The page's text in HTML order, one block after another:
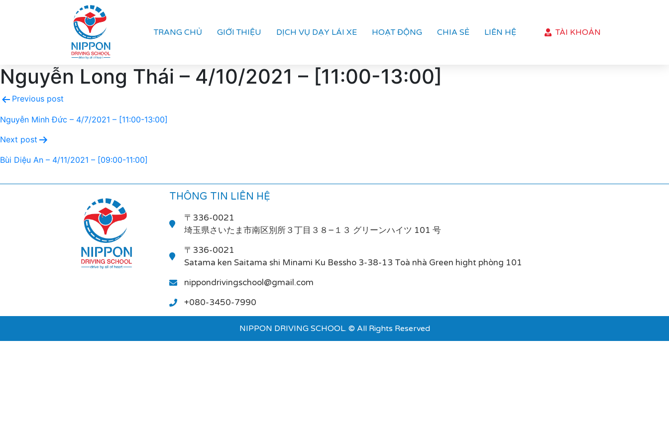
TRANG CHỦ GIỚI THIỆU DỊCH VỤ DẠY LÁI XE HOẠT ĐỘNG CHIA SẺ LIÊN HỆ TÀI KHOẢN
Nguyễn Long Thái – 4/10/2021 – [11:00-13:00]
Previous post
Nguyễn Minh Đức – 4/7/2021 – [11:00-13:00]
Next post
Bùi Diệu An – 4/11/2021 – [09:00-11:00]
THÔNG TIN LIÊN HỆ
〒336-0021
埼玉県さいたま市南区別所３丁目３８−１３ グリーンハイツ 101 号
〒336-0021
Satama ken Saitama shi Minami Ku Bessho 3-38-13 Toà nhà Green hight phòng 101
nippondrivingschool@gmail.com
+080-3450-7990
NIPPON DRIVING SCHOOL. © All Rights Reserved